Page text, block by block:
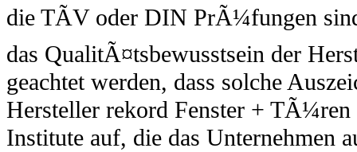
die TÃV oder DIN PrÃ¼fungen
das QualitÃ¤tsbewusstsein der
geachtet werden, dass solche
Hersteller rekord Fenster + TÃ¼ren
Institute auf, die das Unternehmen